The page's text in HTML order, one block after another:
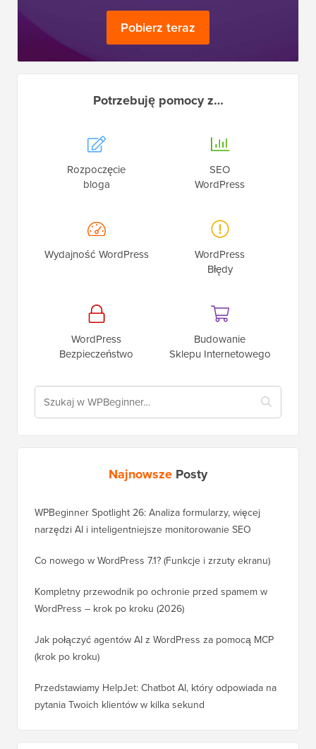
Pobierz teraz
Potrzebuję pomocy z…
Rozpoczęcie
bloga
SEO
WordPress
Wydajność WordPress
WordPress
Błędy
WordPress
Bezpieczeństwo
Budowanie
Sklepu Internetowego
Najnowsze Posty
WPBeginner Spotlight 26: Analiza formularzy, więcej
narzędzi AI i inteligentniejsze monitorowanie SEO
Co nowego w WordPress 7.1? (Funkcje i zrzuty ekranu)
Kompletny przewodnik po ochronie przed spamem w
WordPress – krok po kroku (2026)
Jak połączyć agentów AI z WordPress za pomocą MCP
(krok po kroku)
Przedstawiamy HelpJet: Chatbot AI, który odpowiada na
pytania Twoich klientów w kilka sekund